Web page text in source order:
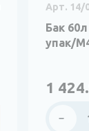
Арт. 14/
Бак
упак/
1